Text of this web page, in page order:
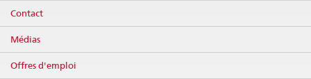
Contact
Médias
Offres d'emploi